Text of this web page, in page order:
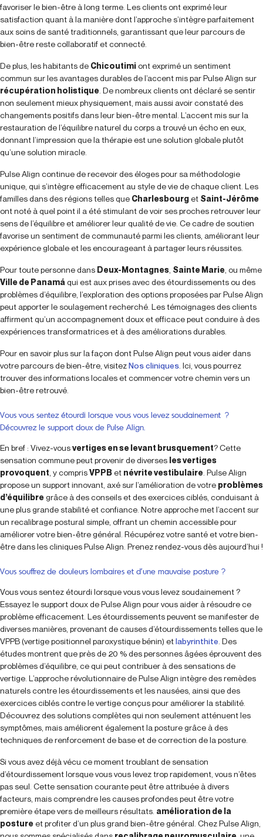
favoriser le bien-être à long terme. Les clients ont exprimé leur
satisfaction quant à la manière dont l’approche s’intègre parfaitement
aux soins de santé traditionnels, garantissant que leur parcours de
bien-être reste collaboratif et connecté.
De plus, les habitants de Chicoutimiont exprimé un sentiment
commun sur les avantages durables de l’accent mis par Pulse Align sur
récupération holistique . De nombreux clients ont déclaré se sentir
non seulement mieux physiquement, mais aussi avoir constaté des
changements positifs dans leur bien-être mental. L’accent mis sur la
restauration de l’équilibre naturel du corps a trouvé un écho en eux,
donnant l’impression que la thérapie est une solution globale plutôt
qu’une solution miracle.
Pulse Align continue de recevoir des éloges pour sa méthodologie
unique, qui s’intègre efficacement au style de vie de chaque client. Les
familles dans des régions telles que Charlesbourget Saint-Jérôme
ont noté à quel point il a été stimulant de voir ses proches retrouver leur
sens de l’équilibre et améliorer leur qualité de vie. Ce cadre de soutien
favorise un sentiment de communauté parmi les clients, améliorant leur
expérience globale et les encourageant à partager leurs réussites.
Pour toute personne dans Deux-Montagnes Sainte Marie , ou même
Ville de Panamá qui est aux prises avec des étourdissements ou des
problèmes d’équilibre, l’exploration des options proposées par Pulse Align
peut apporter le soulagement recherché. Les témoignages des clients
affirment qu’un accompagnement doux et efficace peut conduire à des
expériences transformatrices et à des améliorations durables.
Pour en savoir plus sur la façon dont Pulse Align peut vous aider dans
votre parcours de bien-être, visitezNos cliniques . Ici, vous pourrez
trouver des informations locales et commencer votre chemin vers un
bien-être retrouvé.
Vous vous sentez étourdi lorsque vous vous levez soudainement ?
Découvrez le support doux de Pulse Align.
En bref : Vivez-vousvertiges en se levant brusquement? Cette
sensation commune peut provenir de diverses les vertiges
provoquent , y comprisVPPBet névrite vestibulaire . Pulse Align
propose un support innovant, axé sur l’amélioration de votre problèmes
d’équilibre grâce à des conseils et des exercices ciblés, conduisant à
une plus grande stabilité et confiance. Notre approche met l’accent sur
un recalibrage postural simple, offrant un chemin accessible pour
améliorer votre bien-être général. Récupérez votre santé et votre bien-
être dans les cliniques Pulse Align. Prenez rendez-vous dès aujourd’hui !
Vous souffrez de douleurs lombaires et d’une mauvaise posture ?
Vous vous sentez étourdi lorsque vous vous levez soudainement ?
Essayez le support doux de Pulse Align pour vous aider à résoudre ce
problème efficacement. Les étourdissements peuvent se manifester de
diverses manières, provenant de causes d’étourdissements telles que le
VPPB (vertige positionnel paroxystique bénin) etlabyrinthite . Des
études montrent que près de 20 % des personnes âgées éprouvent des
problèmes d’équilibre, ce qui peut contribuer à des sensations de
vertige. L’approche révolutionnaire de Pulse Align intègre des remèdes
naturels contre les étourdissements et les nausées, ainsi que des
exercices ciblés contre le vertige conçus pour améliorer la stabilité.
Découvrez des solutions complètes qui non seulement atténuent les
symptômes, mais améliorent également la posture grâce à des
techniques de renforcement de base et de correction de la posture.
Si vous avez déjà vécu ce moment troublant de sensation
d’étourdissement lorsque vous vous levez trop rapidement, vous n’êtes
pas seul. Cette sensation courante peut être attribuée à divers
facteurs, mais comprendre les causes profondes peut être votre
première étape vers de meilleurs résultats. amélioration de la
postureet profiter d’un plus grand bien-être général. Chez Pulse Align,